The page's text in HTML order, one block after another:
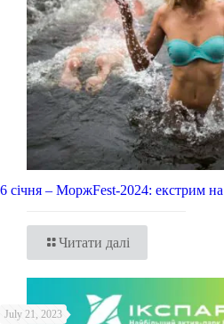
6 січня – МоржFest-2024: екстрим
Читати далі
July 21, 2023